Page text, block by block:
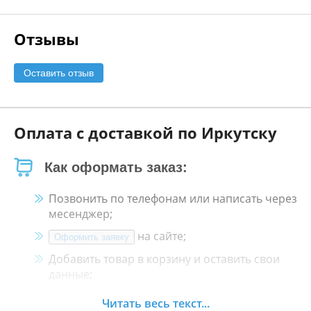
Отзывы
Оставить отзыв
Оплата с доставкой по Иркутску
Как оформать заказ:
Позвонить по телефонам или написать через
месенджер;
Оформить заявку
на сайте;
Добавить товар в корзину и оставить свои
данные;
Менеджер свяжется с Вами в течение 30
Читать весь текст...